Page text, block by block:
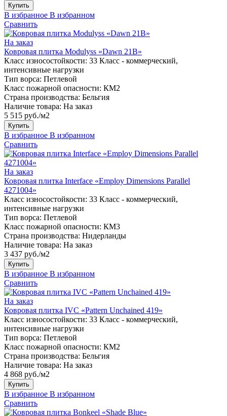
Купить
В избранное В избранном
Сравнить
На заказ
Ковровая плитка Modulyss «Dawn 21B»
Класс износостойкости: 33 Класс - коммерческий,
интенсивные нагрузки
Тип ворса: Петлевой
Класс пожарной опасности: КМ2
Страна производства: Бельгия
Наличие товара: На заказ
5 515 руб./м2
Купить
В избранное В избранном
Сравнить
На заказ
Ковровая плитка Interface «Employ Dimensions Parallel
4271004»
Класс износостойкости: 33 Класс - коммерческий,
интенсивные нагрузки
Тип ворса: Петлевой
Класс пожарной опасности: КМ3
Страна производства: Нидерланды
Наличие товара: На заказ
3 437 руб./м2
Купить
В избранное В избранном
Сравнить
На заказ
Ковровая плитка IVC «Pattern Unchained 419»
Класс износостойкости: 33 Класс - коммерческий,
интенсивные нагрузки
Тип ворса: Петлевой
Класс пожарной опасности: КМ2
Страна производства: Бельгия
Наличие товара: На заказ
4 868 руб./м2
Купить
В избранное В избранном
Сравнить